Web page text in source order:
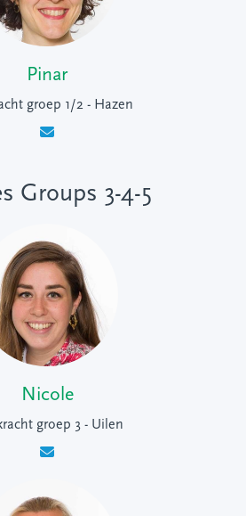
Pinar
groep 1/2 - Hazen
Groups 3-4-5
Nicole
groep 3 - Uilen